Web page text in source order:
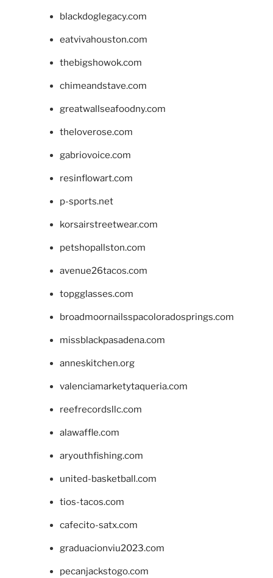
blackdoglegacy.com
eatvivahouston.com
thebigshowok.com
chimeandstave.com
greatwallseafoodny.com
theloverose.com
gabriovoice.com
resinflowart.com
p-sports.net
korsairstreetwear.com
petshopallston.com
avenue26tacos.com
topgglasses.com
broadmoornailsspacoloradosprings.com
missblackpasadena.com
anneskitchen.org
valenciamarketytaqueria.com
reefrecordsllc.com
alawaffle.com
aryouthfishing.com
united-basketball.com
tios-tacos.com
cafecito-satx.com
graduacionviu2023.com
pecanjackstogo.com